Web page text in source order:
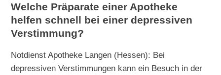
Welche Präparate einer Apotheke
helfen schnell bei einer depressiven
Verstimmung?
Notdienst Apotheke Langen (Hessen): Bei
depressiven Verstimmungen kann ein Besuch in der